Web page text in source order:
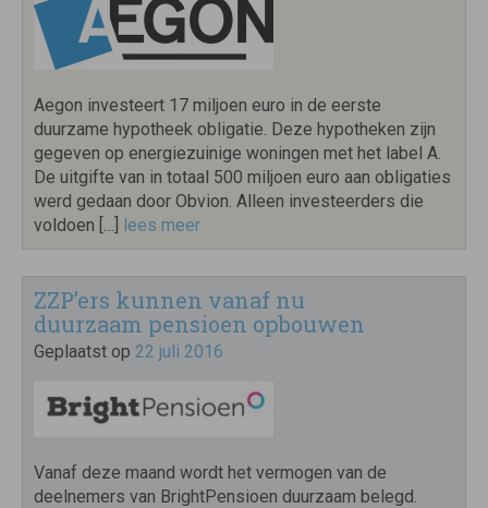
Aegon investeert 17 miljoen euro in de eerste
duurzame hypotheek obligatie. Deze hypotheken zijn
gegeven op energiezuinige woningen met het label A.
De uitgifte van in totaal 500 miljoen euro aan obligaties
werd gedaan door Obvion. Alleen investeerders die
voldoen […] lees meer
ZZP’ers kunnen vanaf nu
duurzaam pensioen opbouwen
Geplaatst op 22 juli 2016
Vanaf deze maand wordt het vermogen van de
deelnemers van BrightPensioen duurzaam belegd.